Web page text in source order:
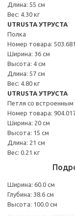
Длина: 55 см
Вес: 4.30 кг
UTRUSTA УТРУСТА
Полка
Номер товара:
Ширина: 36 см
Высота: 4 см
Длина: 57 см
Вес: 4.80 кг
UTRUSTA УТРУСТА
Петля со
Номер товара:
Ширина: 20 см
Высота: 15 см
Длина: 21 см
Вес: 0.21 кг
Ширина: 60.0 см
Глубина: 38.6 см
Высота: 100.0 см